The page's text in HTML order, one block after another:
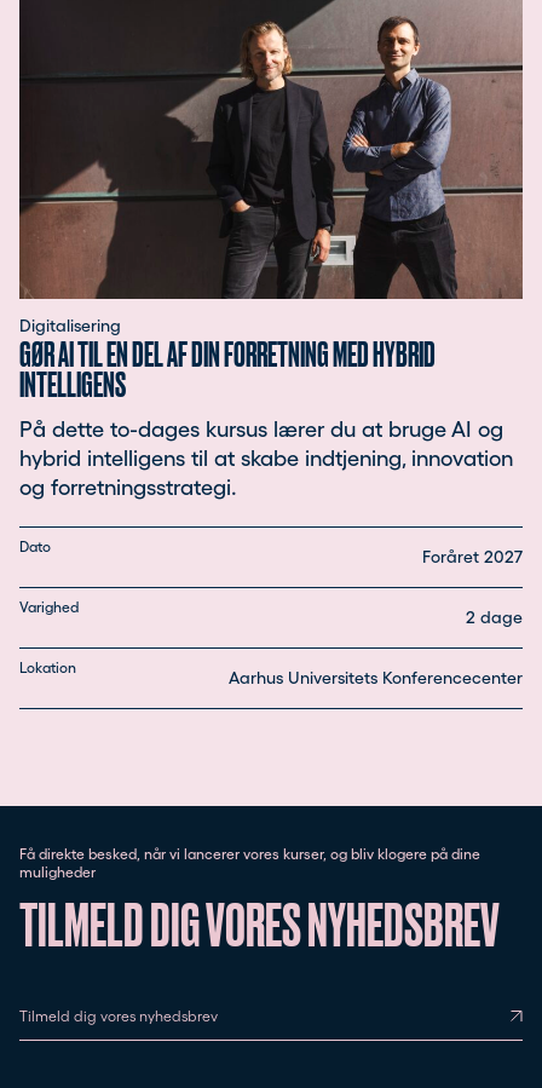
Digitalisering
GØR AI TIL EN DEL AF DIN FORRETNING MED HYBRID
INTELLIGENS
På dette to-dages kursus lærer du at bruge AI og
hybrid intelligens til at skabe indtjening, innovation
og forretningsstrategi.
Dato
Foråret 2027
Varighed
2 dage
Lokation
Aarhus Universitets Konferencecenter
Få direkte besked, når vi lancerer vores kurser, og bliv klogere på dine
muligheder
TILMELD DIG VORES NYHEDSBREV
Tilmeld dig vores nyhedsbrev